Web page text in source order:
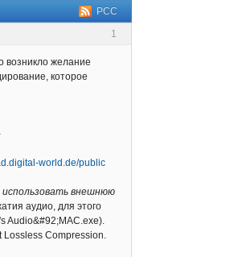
РСС
1
возникло желание
которое
world.de/public
использовать внешнюю
аудио, для этого
Audio&#92;MAC.exe).
Lossless Compression.